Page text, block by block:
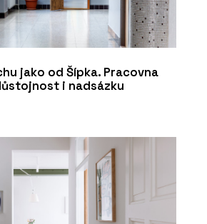
jako od Šípka. Pracovna
i nadsázku